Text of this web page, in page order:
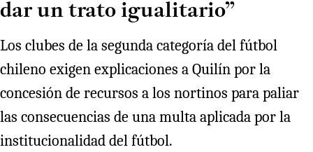
dar un trato igualitario”
Los clubes de la segunda categoría del fútbol
chileno exigen explicaciones a Quilín por la
concesión de recursos a los nortinos para paliar
las consecuencias de una multa aplicada por la
institucionalidad del fútbol.